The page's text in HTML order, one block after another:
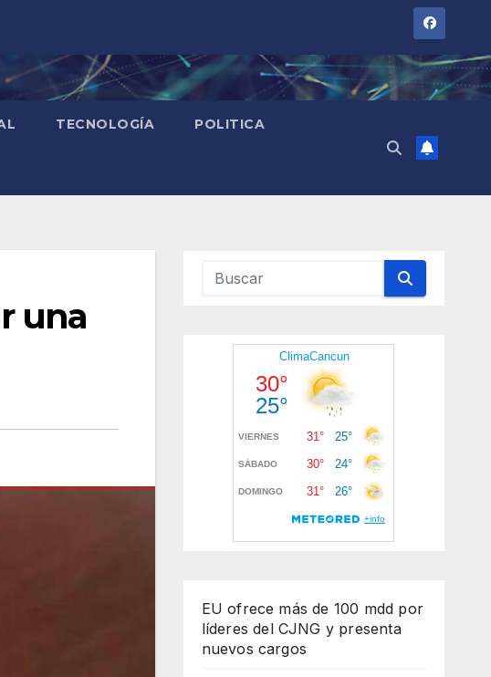
TECNOLOGÍA POLITICA
una
EU ofrece más de 100 mdd por
líderes del CJNG y presenta
nuevos cargos